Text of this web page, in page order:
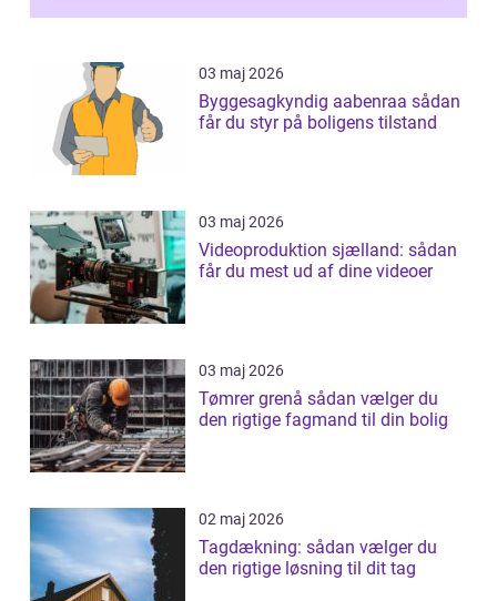
d...
03 maj 2026
Byggesagkyndig aabenraa sådan
får du styr på boligens tilstand
03 maj 2026
Videoproduktion sjælland: sådan
får du mest ud af dine videoer
03 maj 2026
Tømrer grenå sådan vælger du
den rigtige fagmand til din bolig
02 maj 2026
Tagdækning: sådan vælger du
den rigtige løsning til dit tag